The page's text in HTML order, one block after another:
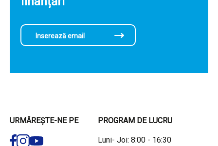
URMĂREȘTE-NE PE PROGRAM DE LUCRU
Luni- Joi: 8:00 - 16:30